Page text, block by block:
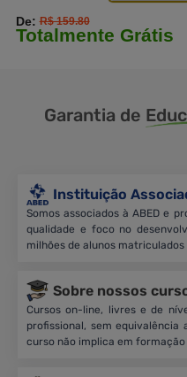
De:R$ 159.80
Totalmente Grátis
Garantia de
Instituição
Somos associados à ABED e
qualidade e foco no
milhões de alunos
Sobre nossos
Cursos on-line, livres e de
profissional, sem
curso não implica em formação